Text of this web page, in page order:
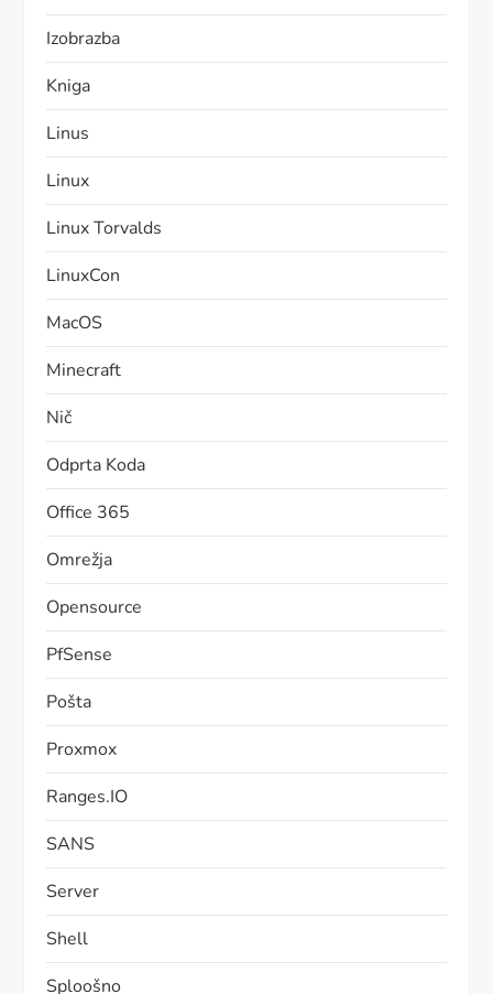
Izobrazba
Kniga
Linus
Linux
Linux Torvalds
LinuxCon
MacOS
Minecraft
Nič
Odprta Koda
Office 365
Omrežja
Opensource
PfSense
Pošta
Proxmox
Ranges.IO
SANS
Server
Shell
Sploošno